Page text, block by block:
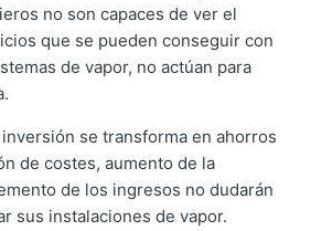
no son capaces de ver el
que se pueden conseguir con
de vapor, no actúan para
se transforma en ahorros
de costes, aumento de la
de los ingresos no dudarán
sus instalaciones de vapor.